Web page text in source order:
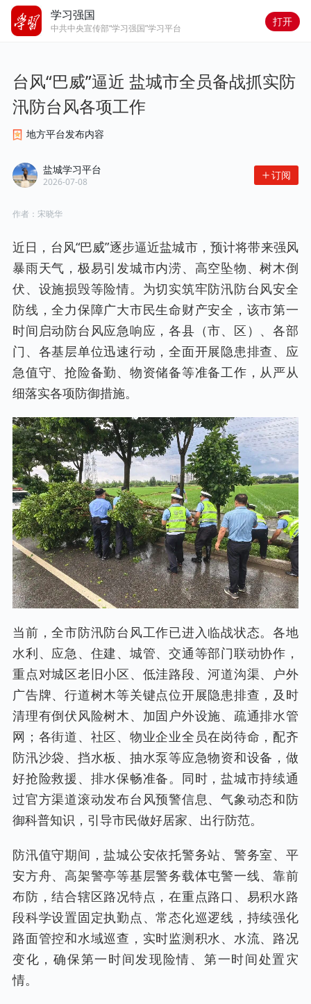
学习强国
中共中央宣传部“学习强国”学习平台
打开
台风“巴威”逼近 盐城市全员备战抓实防
汛防台风各项工作
地方平台发布内容
盐城学习平台
2026-07-08
订阅
作者： 宋晓华
近日，台风“巴威”逐步逼近盐城市，预计将带来强风
暴雨天气，极易引发城市内涝、高空坠物、树木倒
伏、设施损毁等险情。为切实筑牢防汛防台风安全
防线，全力保障广大市民生命财产安全，该市第一
时间启动防台风应急响应，各县（市、区）、各部
门、各基层单位迅速行动，全面开展隐患排查、应
急值守、抢险备勤、物资储备等准备工作，从严从
细落实各项防御措施。
当前，全市防汛防台风工作已进入临战状态。各地
水利、应急、住建、城管、交通等部门联动协作，
重点对城区老旧小区、低洼路段、河道沟渠、户外
广告牌、行道树木等关键点位开展隐患排查，及时
清理有倒伏风险树木、加固户外设施、疏通排水管
网；各街道、社区、物业企业全员在岗待命，配齐
防汛沙袋、挡水板、抽水泵等应急物资和设备，做
好抢险救援、排水保畅准备。同时，盐城市持续通
过官方渠道滚动发布台风预警信息、气象动态和防
御科普知识，引导市民做好居家、出行防范。
防汛值守期间，盐城公安依托警务站、警务室、平
安方舟、高架警亭等基层警务载体屯警一线、靠前
布防，结合辖区路况特点，在重点路口、易积水路
段科学设置固定执勤点、常态化巡逻线，持续强化
路面管控和水域巡查，实时监测积水、水流、路况
变化，确保第一时间发现险情、第一时间处置灾
情。